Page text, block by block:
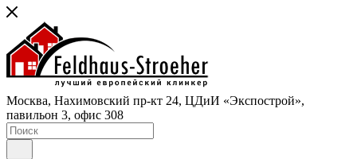
Москва, Нахимовский пр-кт 24, ЦДиИ «Экспострой»,
павильон 3, офис 308